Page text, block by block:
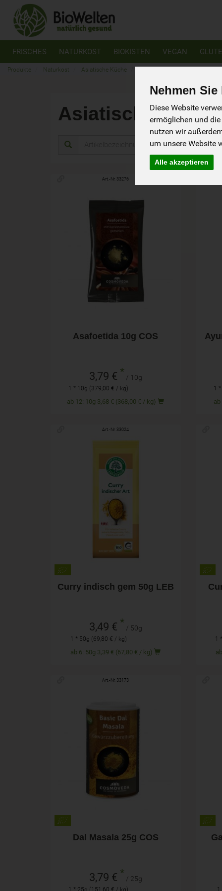
Nehmen
Diese Website
ermöglichen und
nutzen wir
um unsere Website
Alle akzeptieren
FRISCHES NATURKOST BIOKISTEN VEGAN
Produkte Naturkost Asiatische Küche
Asiatische
Art.-Nr. 33276
Asafoetida 10g COS
3,79 € * / 10g
1 * 10g (379,00 € / kg)
ab 12: 10g 3,68 € (368,00 € / kg)
10g
3,79€
1
Art.-Nr. 33024
Curry indisch gem 50g LEB
3,49 € * / 50g
1 * 50g (69,80 € / kg)
ab 6: 50g 3,39 € (67,80 € / kg)
50g
3,49
1
Art.-Nr. 33173
Dal Masala 25g COS
3,79 € * / 25g
1 * 25g (151,60 € / kg)
25g
1